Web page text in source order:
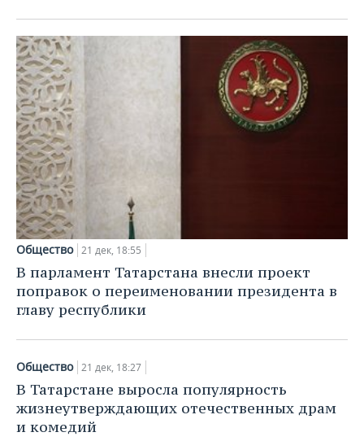
Общество 21 дек, 18:55
В парламент Татарстана внесли проект
поправок о переименовании президента в
главу республики
Общество 21 дек, 18:27
В Татарстане выросла популярность
жизнеутверждающих отечественных драм
и комедий